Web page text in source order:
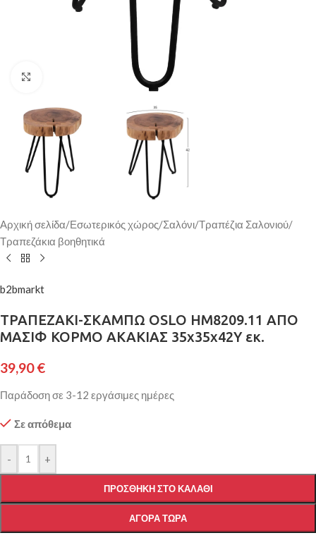
Κάντε κλικ για μεγέθυνση
Αρχική σελίδα/Εσωτερικός χώρος/Σαλόνι/Τραπέζια Σαλονιού/
Τραπεζάκια βοηθητικά
b2bmarkt
ΤΡΑΠΕΖΑΚΙ-ΣΚΑΜΠΩ OSLO HM8209.11 ΑΠΟ
ΜΑΣΙΦ ΚΟΡΜΟ ΑΚΑΚΙΑΣ 35x35x42Υ εκ.
39,90€
Παράδοση σε 3-12 εργάσιμες ημέρες
Σε απόθεμα
- +
ΠΡΟΣΘΉΚΗ ΣΤΟ ΚΑΛΆΘΙ
ΑΓΟΡΆ ΤΏΡΑ